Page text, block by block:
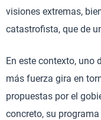
visiones extremas,
catastrofista, que de
En este contexto, uno
más fuerza gira en
propuestas por el
concreto, su